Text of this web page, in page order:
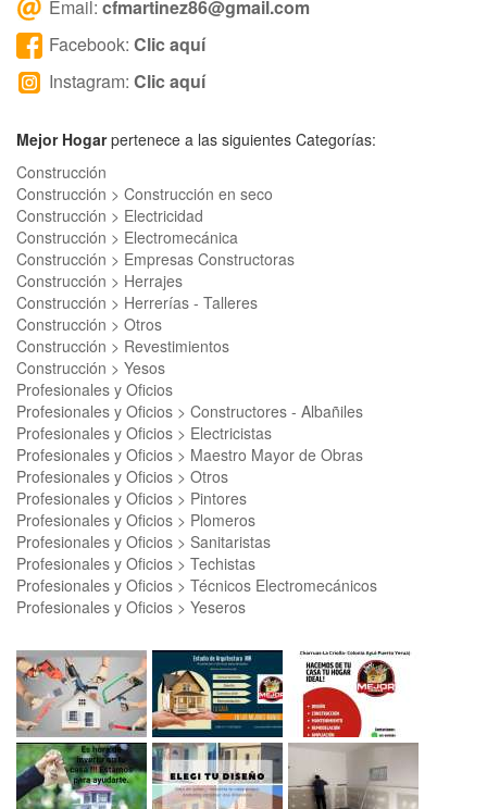
Email: cfmartinez86@gmail.com
Facebook: Clic aquí
Instagram: Clic aquí
Mejor Hogarpertenece a las siguientes Categorías:
Construcción
Construcción > Construcción en seco
Construcción > Electricidad
Construcción > Electromecánica
Construcción > Empresas Constructoras
Construcción > Herrajes
Construcción > Herrerías - Talleres
Construcción > Otros
Construcción > Revestimientos
Construcción > Yesos
Profesionales y Oficios
Profesionales y Oficios > Constructores - Albañiles
Profesionales y Oficios > Electricistas
Profesionales y Oficios > Maestro Mayor de Obras
Profesionales y Oficios > Otros
Profesionales y Oficios > Pintores
Profesionales y Oficios > Plomeros
Profesionales y Oficios > Sanitaristas
Profesionales y Oficios > Techistas
Profesionales y Oficios > Técnicos Electromecánicos
Profesionales y Oficios > Yeseros